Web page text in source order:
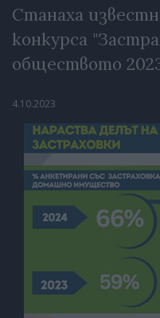
Станаха
конкурса
обществото
4.10.2023